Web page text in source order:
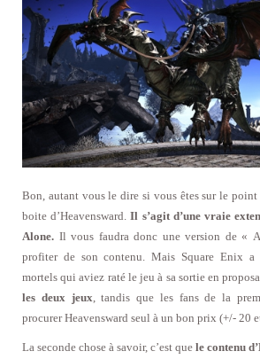
Bon, autant vous le dire si vous êtes sur le
boite d’Heavensward. Il s’agit d’une vraie
Alone. Il vous faudra donc une version de «
profiter de son contenu. Mais Square Enix a
mortels qui aviez raté le jeu à sa sortie en
les deux jeux , tandis que les fans de la
procurer Heavensward seul à un bon prix (+/- 20
La seconde chose à savoir, c’est que le contenu